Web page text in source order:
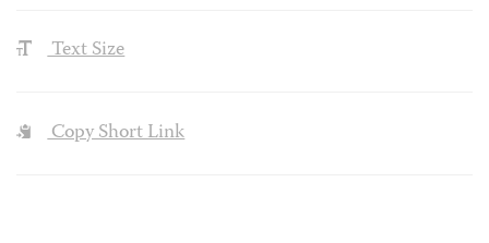
Text Size
Copy Short Link